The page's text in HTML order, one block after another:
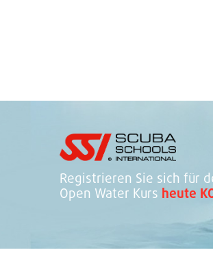
Registrieren Sie sich für
Open Water Kurs heute